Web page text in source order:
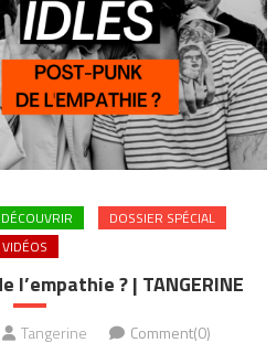
DOSSIER SPÉCIAL
VIDÉOS
l’empathie ? | TANGERINE
Tangerine Comment(0)